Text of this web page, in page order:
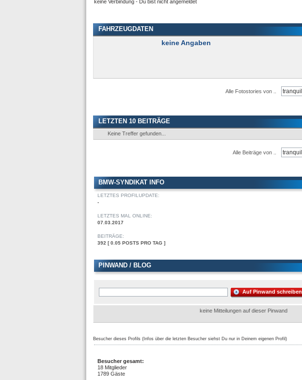
keine Verbindung - Du bist nicht angemeldet
FAHRZEUGDATEN
keine Angaben
Alle Fotostories von ..
LETZTEN 10 BEITRÄGE
Keine Treffer gefunden...
Alle Beiträge von ..
BMW-SYNDIKAT INFO
LETZTES PROFILUPDATE:
-
LETZTES MAL ONLINE:
07.03.2017
BEITRÄGE:
392 [ 0.05 POSTS PRO TAG ]
PINWAND / BLOG
Auf Pinwand schreiben
keine Mitteilungen auf dieser Pinwand
Besucher dieses Profils (Infos über die letzten Besucher siehst Du nur in Deinem eigenen Profil)
Besucher gesamt:
18 Mitglieder
1789 Gäste